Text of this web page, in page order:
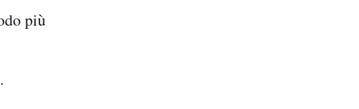
più